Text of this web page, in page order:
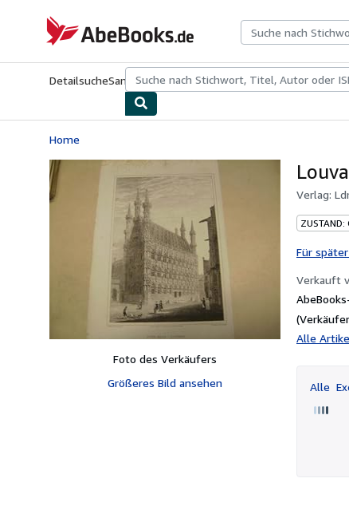
AbeBooks.de
DetailsucheSammlungenAntiquarische BücherKunst &
Home
Foto des Verkäufers
Größeres Bild ansehen
Verlag:
ZUSTAND:
Für
Verkauft
Alle
Alle